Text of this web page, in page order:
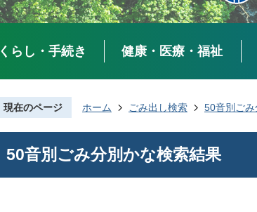
くらし・手続き 健康・医療・福祉
現在のページ ホーム ごみ出し検索 50音別ご
50音別ごみ分別かな検索結果